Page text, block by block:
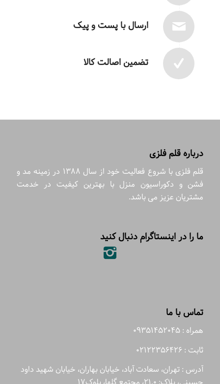
ارسال با پست و پیک
تضمین اصالت کالا
درباره قلم فلزی
قلم فلزی با شروع فعالیت خود از سال 1388 در زمینه مد و
فشن و دکوراسیون منزل با بهترین کیفیت در خدمت
مشتریان عزیز می باشد.
ما را در اینستاگرام دنبال کنید
تماس با ما
همراه : 09351452045
ثابت : 02122356426
آدرس : تهران، سعادت آباد، خیابان بهاران، خیابان شهید داود